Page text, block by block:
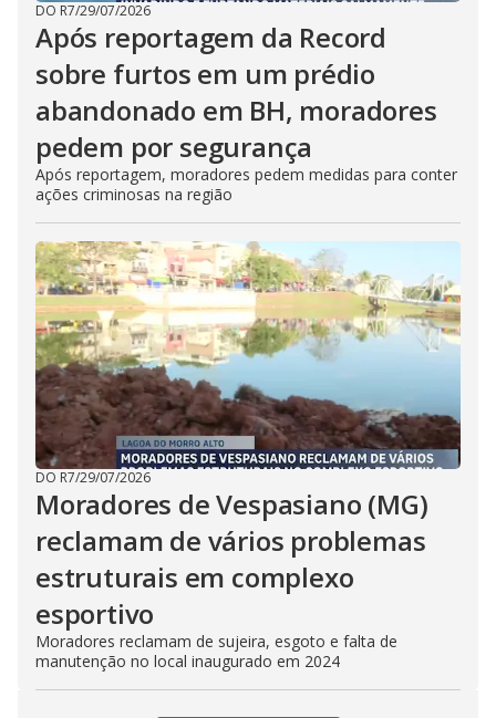
DO R7/29/07/2026
Após reportagem da Record
sobre furtos em um prédio
abandonado em BH, moradores
pedem por segurança
Após reportagem, moradores pedem medidas para conter
ações criminosas na região
DO R7/29/07/2026
Moradores de Vespasiano (MG)
reclamam de vários problemas
estruturais em complexo
esportivo
Moradores reclamam de sujeira, esgoto e falta de
manutenção no local inaugurado em 2024